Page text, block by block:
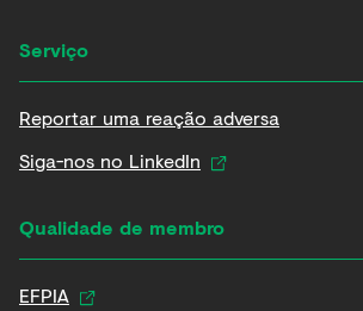
Serviço
Reportar uma reação adversa
Siga-nos no LinkedIn
Qualidade de membro
EFPIA